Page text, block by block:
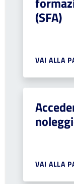
(SFA)
VAI ALLA
VAI ALLA